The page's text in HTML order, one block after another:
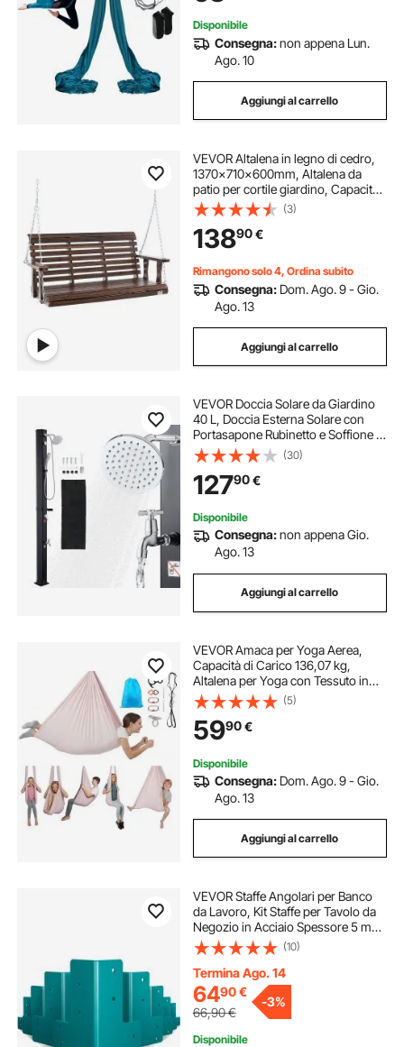
Disponibile
Consegna:non appena Lun.
Ago. 10
Aggiungi al carrello
VEVOR Altalena in legno di cedro,
1370x710x600mm, Altalena da
patio per cortile giardino, Capacità
carico circa 400 kg, con Panca
sedia a dondolo catene sospese
per uso esterno, marrone
(3)
13890€
Rimangono solo 4, Ordina subito
Consegna: Dom. Ago. 9 - Gio.
Ago. 13
Aggiungi al carrello
VEVOR Doccia Solare da Giardino
40 L, Doccia Esterna Solare con
Portasapone Rubinetto e Soffione a
Pioggia Regolabile, Altezza 205 cm,
Regolazione Acqua Calda e Fredda,
Uso in Piscina Campeggio, Nero
(30)
12790€
Disponibile
Consegna:non appena Gio.
Ago. 13
Aggiungi al carrello
VEVOR Amaca per Yoga Aerea,
Capacità di Carico 136,07 kg,
Altalena per Yoga con Tessuto in
Nylon, Corda a Margherita e Borsa
con Cerniera in PE, Altalena da
Ginnastica a Doppia Funzione Rosa
(5)
5990€
Disponibile
Consegna: Dom. Ago. 9 - Gio.
Ago. 13
Aggiungi al carrello
VEVOR Staffe Angolari per Banco
da Lavoro, Kit Staffe per Tavolo da
Negozio in Acciaio Spessore 5 mm,
Kit Staffe per Banco da Lavoro da 8
Pezzi, Staffe Angolari con Kit
Hardware, Fai da Te
(10)
Termina Ago. 14
6490€
66,90€
-3%
Disponibile